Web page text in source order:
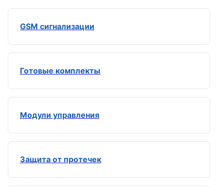
GSM сигнализации
Готовые комплекты
Модули управления
Защита от протечек